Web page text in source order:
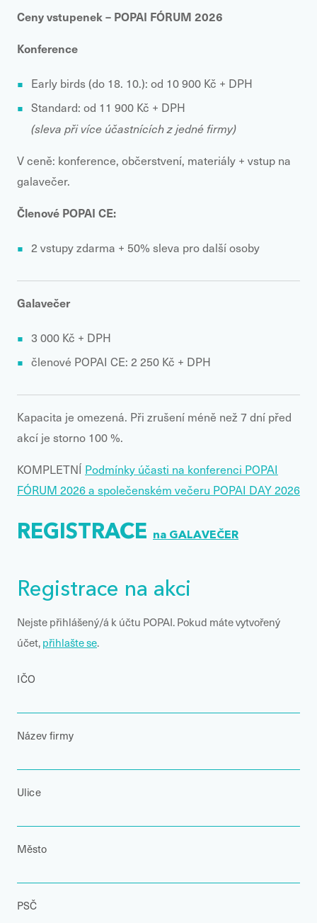
Ceny vstupenek – POPAI FÓRUM 2026
Konference
Early birds (do 18. 10.): od 10 900 Kč + DPH
Standard: od 11 900 Kč + DPH
(sleva při více účastnících z jedné firmy)
V ceně: konference, občerstvení, materiály + vstup na
galavečer.
Členové POPAI CE:
2 vstupy zdarma + 50% sleva pro další osoby
Galavečer
3 000 Kč + DPH
členové POPAI CE: 2 250 Kč + DPH
Kapacita je omezená. Při zrušení méně než 7 dní před
akcí je storno 100 %.
KOMPLETNÍ Podmínky účasti na konferenci POPAI
FÓRUM 2026 a společenském večeru POPAI DAY 2026
REGISTRACE na GALAVEČER
Registrace na akci
Nejste přihlášený/á k účtu POPAI. Pokud máte vytvořený
účet, přihlašte se.
IČO
Název firmy
Ulice
Město
PSČ